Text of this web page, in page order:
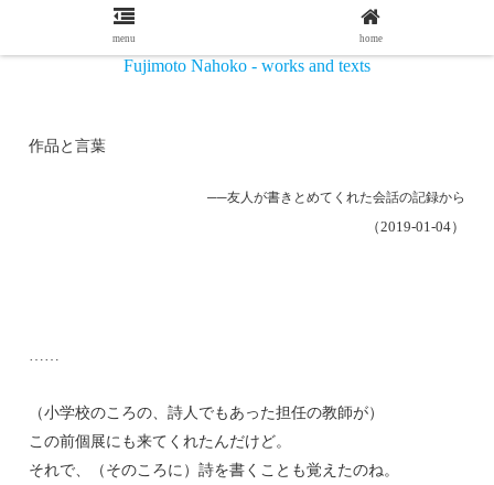
Fujimoto Nahoko - works and texts
作品と言葉
──友人が書きとめてくれた会話の記録から
（2019-01-04）
（小学校のころの、詩人でもあった担任の教師が）
この前個展にも来てくれたんだけど。
それで、（そのころに）詩を書くことも覚えたのね。
menu home